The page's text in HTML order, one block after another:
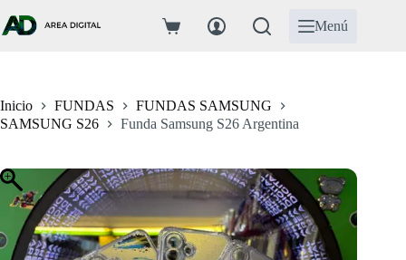
al
contenido
Carro
Menú
Inicio FUNDAS
FUNDAS SAMSUNG
SAMSUNG S26
Funda Samsung S26 Argentina